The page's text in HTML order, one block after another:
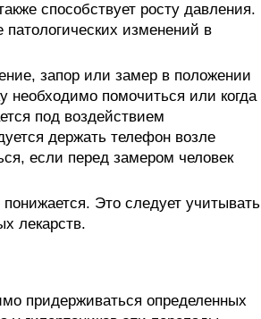
способствует росту давления.
изменений в
запор или замер в положении
необходимо помочиться или когда
под воздействием
держать телефон возле
если перед замером человек
Это следует учитывать
лекарств.
придерживаться определенных